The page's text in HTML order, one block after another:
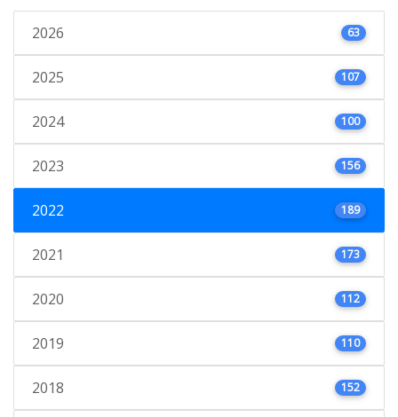
2026 63
2025 107
2024 100
2023 156
2022 189
2021 173
2020 112
2019 110
2018 152